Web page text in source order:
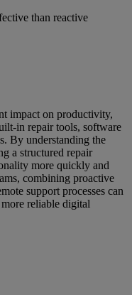
than reactive
impact on productivity,
in repair tools, software
By understanding the
a structured repair
more quickly and
combining proactive
support processes can
reliable digital